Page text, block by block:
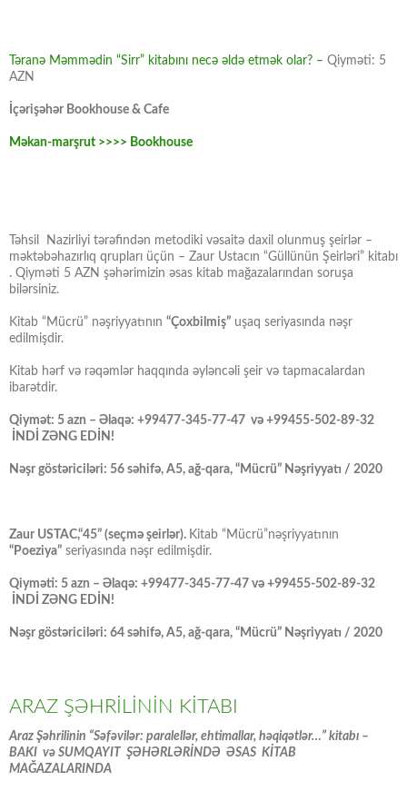
Təranə Məmmədin “Sirr” kitabını necə əldə etmək olar? – Qiyməti: 5
AZN
İçərişəhər Bookhouse & Cafe
Məkan-marşrut >>>> Bookhouse
Təhsil Nazirliyi tərəfindən metodiki vəsaitə daxil olunmuş şeirlər –
məktəbəhazırlıq qrupları üçün – Zaur Ustacın “Güllünün Şeirləri” kitabı
. Qiyməti 5 AZN şəhərimizin əsas kitab mağazalarından soruşa
bilərsiniz.
Kitab “Mücrü” nəşriyyatının “Çoxbilmiş” uşaq seriyasında nəşr
edilmişdir.
Kitab hərf və rəqəmlər haqqında əyləncəli şeir və tapmacalardan
ibarətdir.
Qiymət: 5 azn – Əlaqə: +99477-345-77-47 və +99455-502-89-32
İNDİ ZƏNG EDİN!
Nəşr göstəriciləri: 56 səhifə, A5, ağ-qara, “Mücrü” Nəşriyyatı / 2020
Zaur USTAC,“45” (seçmə şeirlər). Kitab “Mücrü”nəşriyyatının
“Poeziya” seriyasında nəşr edilmişdir.
Qiyməti: 5 azn – Əlaqə: +99477-345-77-47 və +99455-502-89-32
İNDİ ZƏNG EDİN!
Nəşr göstəriciləri: 64 səhifə, A5, ağ-qara, “Mücrü” Nəşriyyatı / 2020
ARAZ ŞƏHRİLİNİN KİTABI
Araz Şəhrilinin “Səfəvilər: paralellər, ehtimallar, həqiqətlər…” kitabı –
BAKI və SUMQAYIT ŞƏHƏRLƏRİNDƏ ƏSAS KİTAB
MAĞAZALARINDA